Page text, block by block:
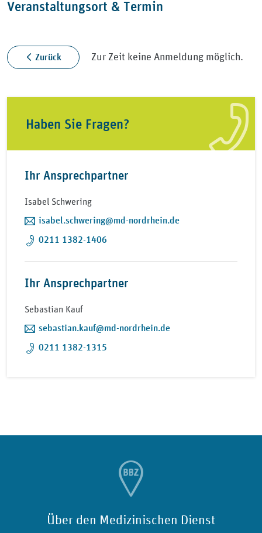
Veranstaltungsort & Termin
Zurück Zur Zeit keine Anmeldung möglich.
Haben Sie Fragen?
Ihr Ansprechpartner
Isabel Schwering
isabel.schwering@md-nordrhein.de
0211 1382-1406
Ihr Ansprechpartner
Sebastian Kauf
sebastian.kauf@md-nordrhein.de
0211 1382-1315
Über den Medizinischen Dienst